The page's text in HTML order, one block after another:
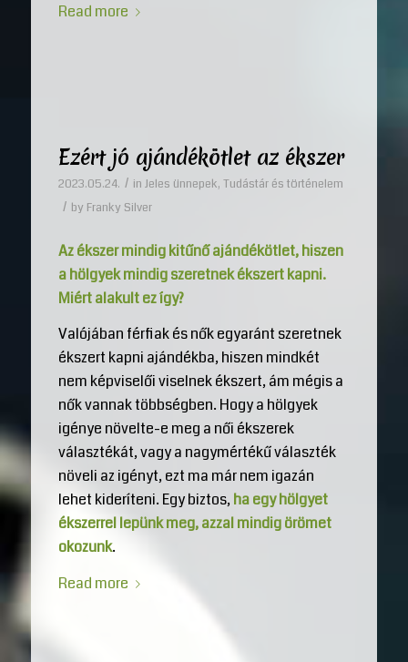
Read more
Ezért jó ajándékötlet az ékszer
2023.05.24. / in Jeles ünnepek, Tudástár és történelem
/ by Franky Silver
Az ékszer mindig kitűnő ajándékötlet, hiszen
a hölgyek mindig szeretnek ékszert kapni.
Miért alakult ez így?
Valójában férfiak és nők egyaránt szeretnek
ékszert kapni ajándékba, hiszen mindkét
nem képviselői viselnek ékszert, ám mégis a
nők vannak többségben. Hogy a hölgyek
igénye növelte-e meg a női ékszerek
választékát, vagy a nagymértékű választék
növeli az igényt, ezt ma már nem igazán
lehet kideríteni. Egy biztos,ha egy hölgyet
ékszerrel lepünk meg, azzal mindig örömet
okozunk.
Read more